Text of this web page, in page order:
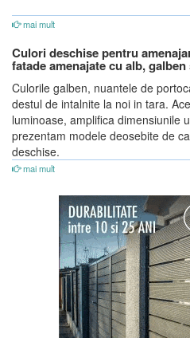
mai mult
Culori deschise pentru
fatade amenajate cu alb,
Culorile galben, nuantele de
destul de intalnite la noi in tara.
luminoase, amplifica dimensiunile
prezentam modele deosebite de
deschise.
mai mult